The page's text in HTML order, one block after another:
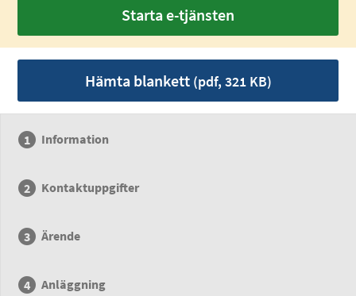
Starta e-tjänsten
Hämta blankett(pdf, 321 KB)
Information
Kontaktuppgifter
Ärende
Anläggning